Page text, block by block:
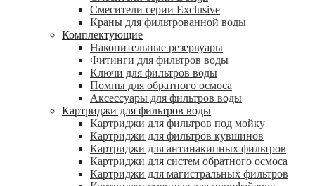
Смесители серии Exclusive
Краны для фильтрованной воды
Комплектующие
Накопительные резервуары
Фитинги для фильтров воды
Ключи для фильтров воды
Помпы для обратного осмоса
Аксессуары для фильтров воды
Картриджи для фильтров воды
Картриджи для фильтров под мойку
Картриджи для фильтров кувшинов
Картриджи для антинакипных фильтров
Картриджи для систем обратного осмоса
Картриджи для магистральных фильтров